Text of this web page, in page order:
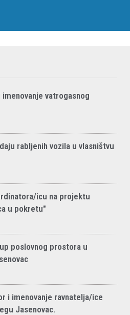
vatrogasnog
rabljenih vozila u vlasništvu
icu na projektu
u pokretu"
poslovnog prostora u
i imenovanje ravnatelja/ice
Jasenovac.